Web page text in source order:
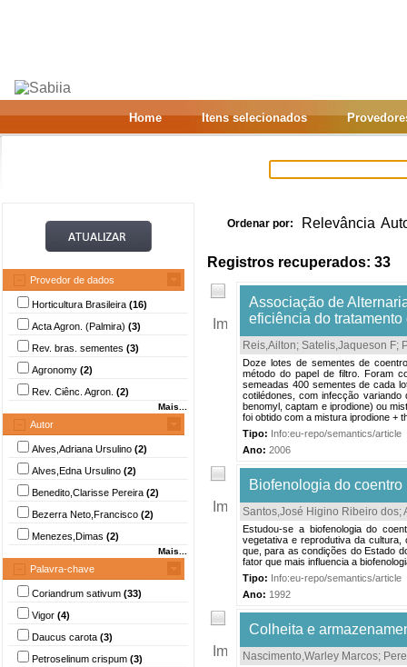
Home Itens selecionados
Provedor de dados
Horticultura Brasileira (16)
Acta Agron. (Palmira) (3)
Rev. bras. sementes (3)
Agronomy (2)
Rev. Ciênc. Agron. (2)
Mais...
Autor
Alves,Adriana Ursulino (2)
Alves,Edna Ursulino (2)
Benedito,Clarisse Pereira (2)
Bezerra Neto,Francisco (2)
Menezes,Dimas (2)
Mais...
Palavra-chave
Coriandrum sativum (33)
Vigor (4)
Daucus carota (3)
Petroselinum crispum (3)
Ordenar por: Relevância
Registros recuperados: 33
Associação de
eficiência do tratamento
Reis,Ailton; Satelis,Jaqueson F;
Doze lotes de sementes de
método do papel de filtro. Foram
semeadas 400 sementes de cada
cotilédones, com infecção
benomyl, captam e iprodione) ou
foi obtido com a mistura iprodione +
Tipo: Info:eu-repo/semantics/article
Ano: 2006
Biofenologia do coentro
Santos,José Higino Ribeiro dos;
Estudou-se a biofenologia do
vegetativa e reprodutiva da cultura,
que, para as condições do Estado
fator que mais influencia a
Tipo: Info:eu-repo/semantics/article
Ano: 1992
Colheita e
Nascimento,Warley Marcos;